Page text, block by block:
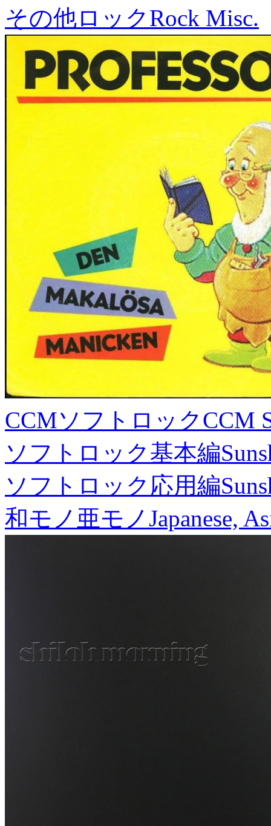
その他ロックRock Misc.
CCMソフトロックCCM
ソフトロック基本編
ソフトロック応用編
和モノ亜モノJapanese,